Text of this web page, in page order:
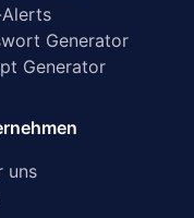
Generator
Generator
uns